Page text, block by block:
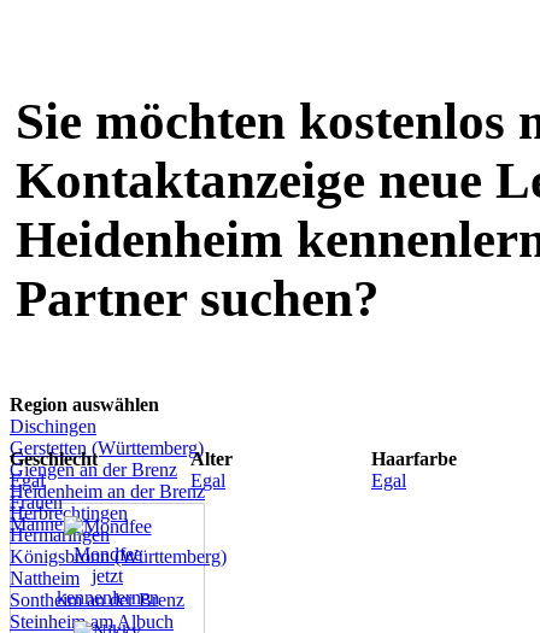
Sie möchten kostenlos
Kontaktanzeige neue
Heidenheim
Partner suchen?
Region auswählen
Dischingen
Gerstetten (Württemberg)
Giengen an der Brenz
Heidenheim an der Brenz
Herbrechtingen
Hermaringen
Königsbronn (Württemberg)
Nattheim
Sontheim an der Brenz
Steinheim am Albuch
Geschlecht
Egal
Frauen
Männer
Alter
Egal
Haarfarbe
Egal
Mondfee
jetzt
kennenlernen